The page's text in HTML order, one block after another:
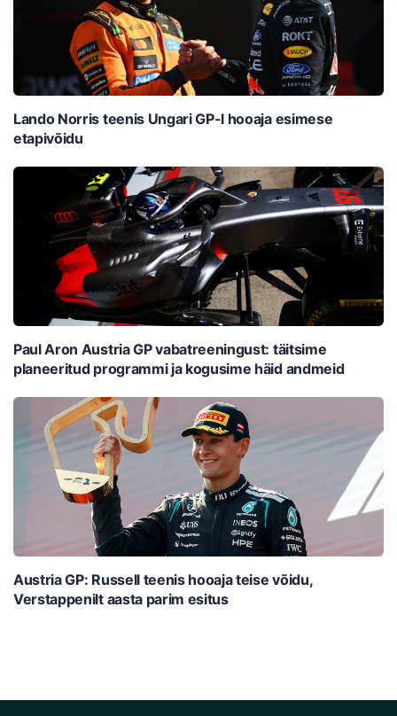
Lando Norris teenis Ungari GP-l hooaja esimese
etapivõidu
Paul Aron Austria GP vabatreeningust: täitsime
planeeritud programmi ja kogusime häid andmeid
Austria GP: Russell teenis hooaja teise võidu,
Verstappenilt aasta parim esitus